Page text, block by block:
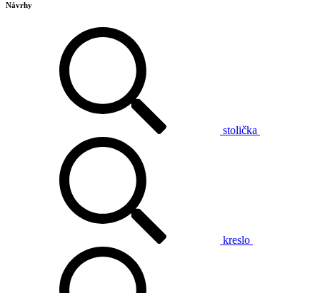
Návrhy
stolička
kreslo